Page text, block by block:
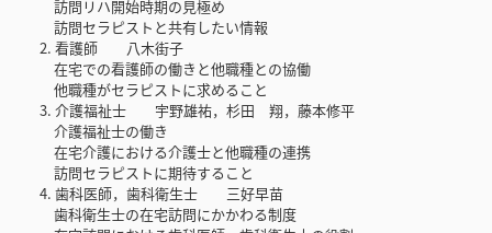
訪問リハ開始時期の見極め
訪問セラピストと共有したい情報
2. 看護師 八木街子
在宅での看護師の働きと他職種との協働
他職種がセラピストに求めること
3. 介護福祉士 宇野雄祐，杉田 翔，藤本修平
介護福祉士の働き
在宅介護における介護士と他職種の連携
訪問セラピストに期待すること
4. 歯科医師，歯科衛生士 三好早苗
歯科衛生士の在宅訪問にかかわる制度